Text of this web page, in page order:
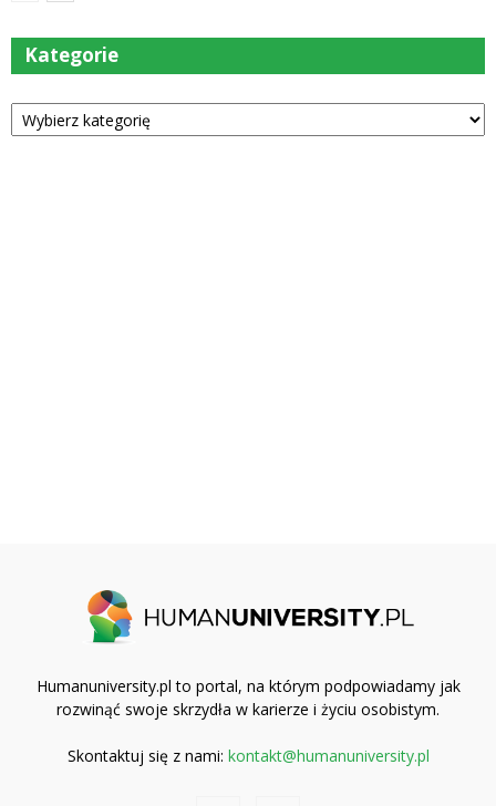
Kategorie
Kategorie
Humanuniversity.pl to portal, na którym podpowiadamy jak
rozwinąć swoje skrzydła w karierze i życiu osobistym.
Skontaktuj się z nami: kontakt@humanuniversity.pl